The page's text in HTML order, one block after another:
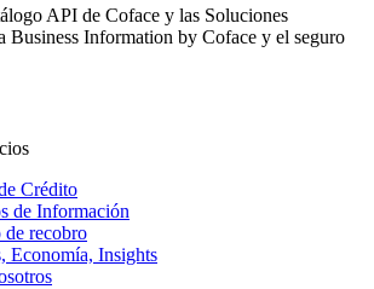
API de Coface y las Soluciones
Business Information by Coface y el seguro
Crédito
de Información
de recobro
Economía, Insights